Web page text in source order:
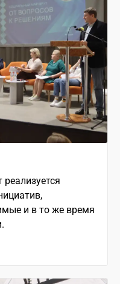
реализуется
и в то же время